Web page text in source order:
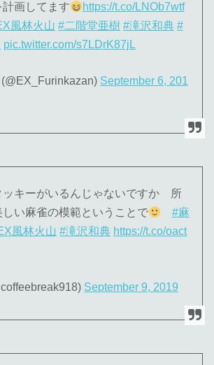
画してます
https://t.co/LNOb7wtf
風林火山 #二階堂亜樹 #滝沢和典 #
pic.twitter.com/s7LDrK87jL
September 6, 201
ッキーがいるんじゃないですか 所
い麻雀の模範ということで
#麻
風林火山 #滝沢和典 https://t.co/oact
September 9, 2019